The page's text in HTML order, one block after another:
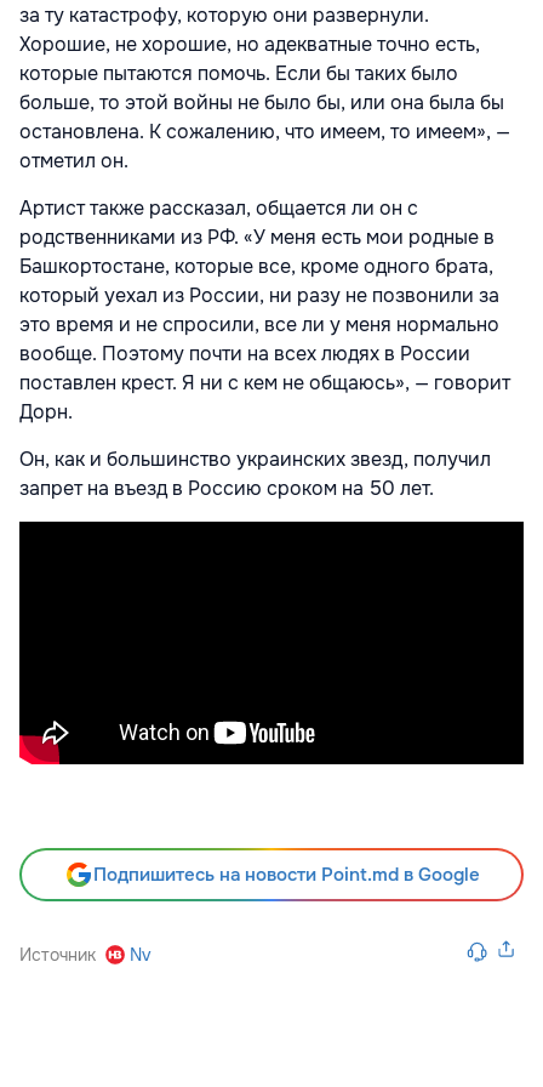
за ту катастрофу, которую они развернули.
Хорошие, не хорошие, но адекватные точно есть,
которые пытаются помочь. Если бы таких было
больше, то этой войны не было бы, или она была бы
остановлена. К сожалению, что имеем, то имеем», —
отметил он.
Артист также рассказал, общается ли он с
родственниками из РФ. «У меня есть мои родные в
Башкортостане, которые все, кроме одного брата,
который уехал из России, ни разу не позвонили за
это время и не спросили, все ли у меня нормально
вообще. Поэтому почти на всех людях в России
поставлен крест. Я ни с кем не общаюсь», — говорит
Дорн.
Он, как и большинство украинских звезд, получил
запрет на въезд в Россию сроком на 50 лет.
Подпишитесь на новости Point.md в Google
Источник Nv